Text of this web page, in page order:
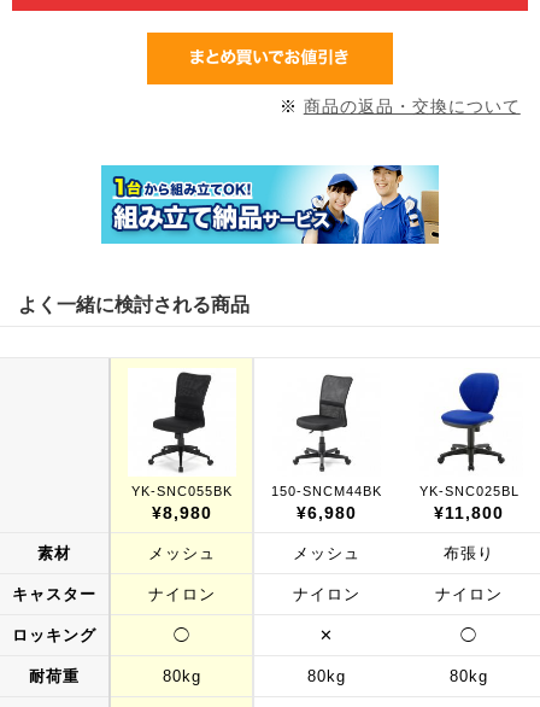
※ 商品の返品・交換について
よく一緒に検討される商品
素材
キャスター
ロッキング
耐荷重
YK-SNC055BK
¥8,980
メッシュ
ナイロン
◯
80kg
150-SNCM44BK
¥6,980
メッシュ
ナイロン
✕
80kg
YK-SNC025BL
¥11,800
布張り
ナイロン
◯
80kg